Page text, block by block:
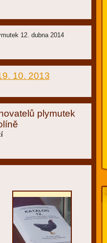
12. dubna 2014
10. 2013
plymutek